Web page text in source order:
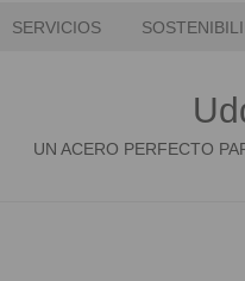
SERVICIOS
UN ACERO PERFECTO